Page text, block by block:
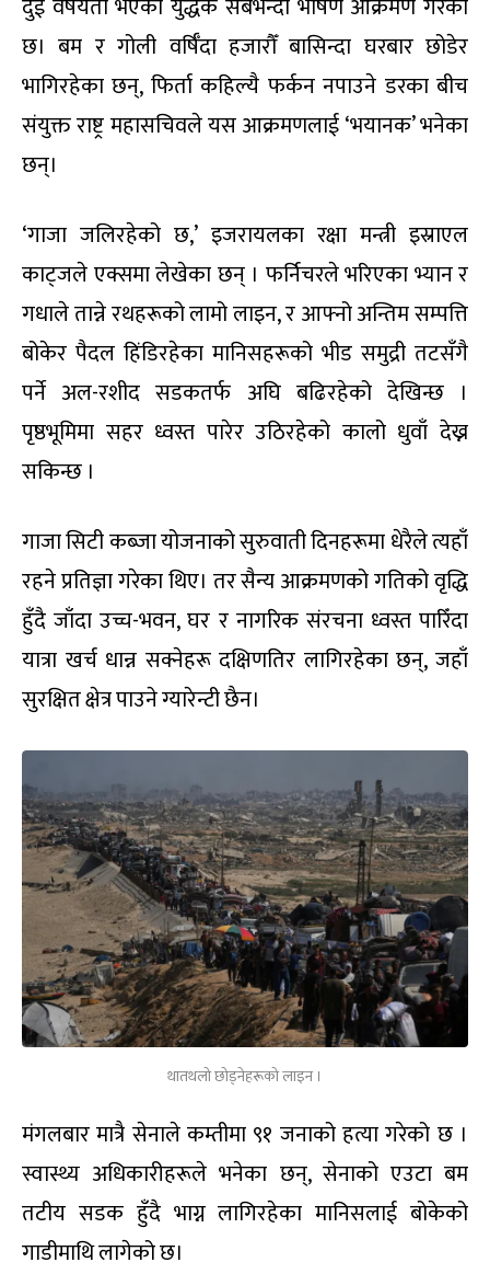
छ। बम र गोली वर्षिँदा हजारौँ बासिन्दा घरबार छोडेर
भागिरहेका छन्, फिर्ता कहिल्यै फर्कन नपाउने डरका बीच
संयुक्त राष्ट्र महासचिवले यस आक्रमणलाई ‘भयानक’ भनेका
छन्।
‘गाजा जलिरहेको छ,’ इजरायलका रक्षा मन्त्री इस्राएल
काट्जले एक्समा लेखेका छन् । फर्निचरले भरिएका भ्यान र
गधाले तान्ने रथहरूको लामो लाइन, र आफ्नो अन्तिम सम्पत्ति
बोकेर पैदल हिंडिरहेका मानिसहरूको भीड समुद्री तटसँगै
पर्ने अल-रशीद सडकतर्फ अघि बढिरहेको देखिन्छ ।
पृष्ठभूमिमा सहर ध्वस्त पारेर उठिरहेको कालो धुवाँ देख्न
सकिन्छ ।
गाजा सिटी कब्जा योजनाको सुरुवाती दिनहरूमा धेरैले त्यहाँ
रहने प्रतिज्ञा गरेका थिए। तर सैन्य आक्रमणको गतिको वृद्धि
हुँदै जाँदा उच्च-भवन, घर र नागरिक संरचना ध्वस्त पारिँदा
यात्रा खर्च धान्न सक्नेहरू दक्षिणतिर लागिरहेका छन्, जहाँ
सुरक्षित क्षेत्र पाउने ग्यारेन्टी छैन।
थातथलो छोड्नेहरूको लाइन ।
मंगलबार मात्रै सेनाले कम्तीमा ९१ जनाको हत्या गरेको छ ।
स्वास्थ्य अधिकारीहरूले भनेका छन्, सेनाको एउटा बम
तटीय सडक हुँदै भाग्न लागिरहेका मानिसलाई बोकेको
गाडीमाथि लागेको छ।